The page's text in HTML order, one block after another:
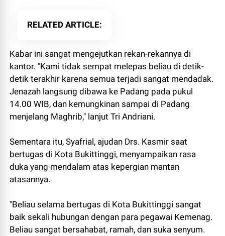
RELATED ARTICLE
Kabar ini sangat mengejutkan rekan-rekannya di
kantor. "Kami tidak sempat melepas beliau di detik-
detik terakhir karena semua terjadi sangat mendadak.
Jenazah langsung dibawa ke Padang pada pukul
14.00 WIB, dan kemungkinan sampai di Padang
menjelang Maghrib," lanjut Tri Andriani.
Sementara itu, Syafrial, ajudan Drs. Kasmir saat
bertugas di Kota Bukittinggi, menyampaikan rasa
duka yang mendalam atas kepergian mantan
atasannya.
"Beliau selama bertugas di Kota Bukittinggi sangat
baik sekali hubungan dengan para pegawai Kemenag.
Beliau sangat bersahabat, ramah, dan suka senyum.